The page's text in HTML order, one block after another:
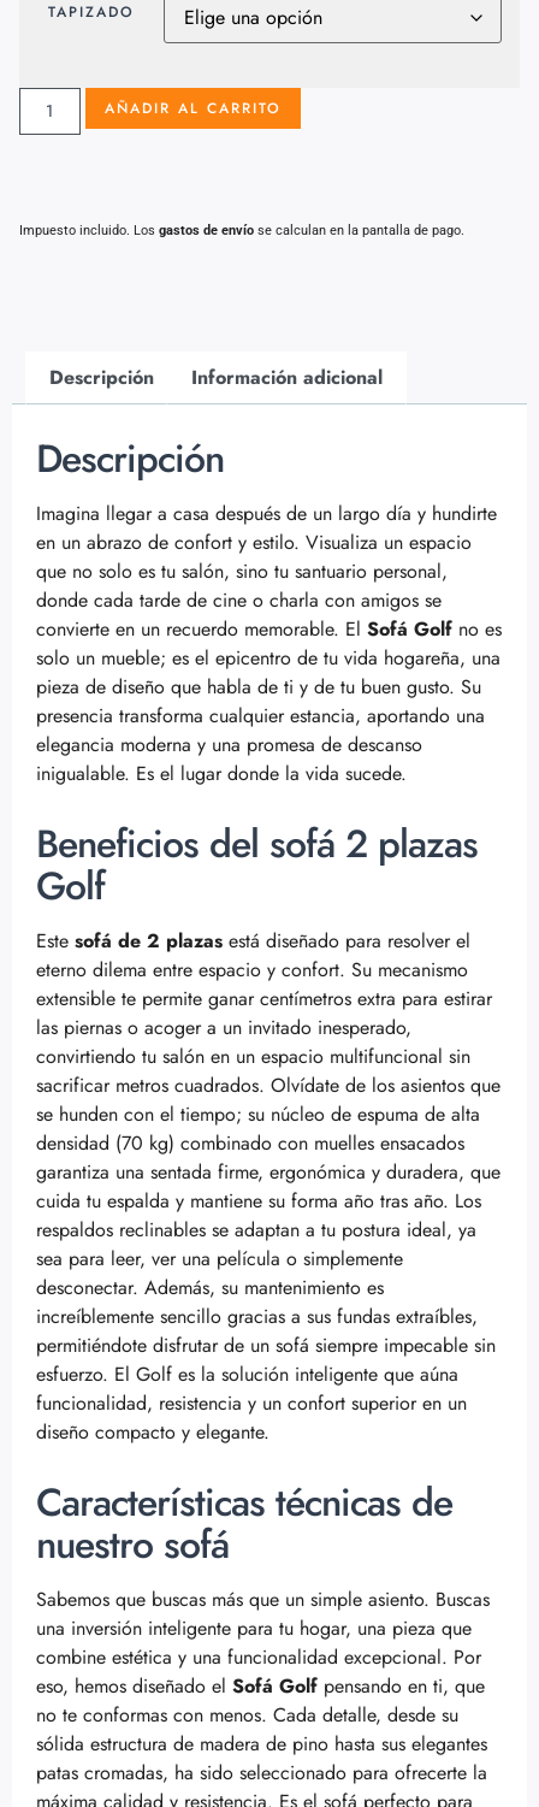
TAPIZADO
AÑADIR AL CARRITO
Impuesto incluido. Los gastos de envío se calculan en la pantalla de pago.
Descripción Información adicional
Descripción
Imagina llegar a casa después de un largo día y hundirte
en un abrazo de confort y estilo. Visualiza un espacio
que no solo es tu salón, sino tu santuario personal,
donde cada tarde de cine o charla con amigos se
convierte en un recuerdo memorable. El Sofá Golf no es
solo un mueble; es el epicentro de tu vida hogareña, una
pieza de diseño que habla de ti y de tu buen gusto. Su
presencia transforma cualquier estancia, aportando una
elegancia moderna y una promesa de descanso
inigualable. Es el lugar donde la vida sucede.
Beneficios del sofá 2 plazas
Golf
Este sofá de 2 plazas está diseñado para resolver el
eterno dilema entre espacio y confort. Su mecanismo
extensible te permite ganar centímetros extra para estirar
las piernas o acoger a un invitado inesperado,
convirtiendo tu salón en un espacio multifuncional sin
sacrificar metros cuadrados. Olvídate de los asientos que
se hunden con el tiempo; su núcleo de espuma de alta
densidad (70 kg) combinado con muelles ensacados
garantiza una sentada firme, ergonómica y duradera, que
cuida tu espalda y mantiene su forma año tras año. Los
respaldos reclinables se adaptan a tu postura ideal, ya
sea para leer, ver una película o simplemente
desconectar. Además, su mantenimiento es
increíblemente sencillo gracias a sus fundas extraíbles,
permitiéndote disfrutar de un sofá siempre impecable sin
esfuerzo. El Golf es la solución inteligente que aúna
funcionalidad, resistencia y un confort superior en un
diseño compacto y elegante.
Características técnicas de
nuestro sofá
Sabemos que buscas más que un simple asiento. Buscas
una inversión inteligente para tu hogar, una pieza que
combine estética y una funcionalidad excepcional. Por
eso, hemos diseñado el Sofá Golf pensando en ti, que
no te conformas con menos. Cada detalle, desde su
sólida estructura de madera de pino hasta sus elegantes
patas cromadas, ha sido seleccionado para ofrecerte la